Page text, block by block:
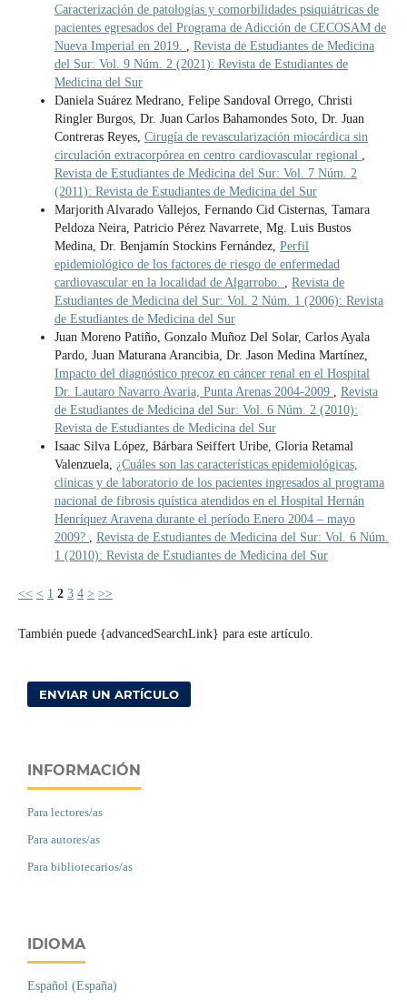
Caracterización de patologías y comorbilidades psiquiátricas de
pacientes egresados del Programa de Adicción de CECOSAM de
Nueva Imperial en 2019. , Revista de Estudiantes de Medicina
del Sur: Vol. 9 Núm. 2 (2021): Revista de Estudiantes de
Medicina del Sur
Daniela Suárez Medrano, Felipe Sandoval Orrego, Christi
Ringler Burgos, Dr. Juan Carlos Bahamondes Soto, Dr. Juan
Contreras Reyes, Cirugía de revascularización miocárdica sin
circulación extracorpórea en centro cardiovascular regional ,
Revista de Estudiantes de Medicina del Sur: Vol. 7 Núm. 2
(2011): Revista de Estudiantes de Medicina del Sur
Marjorith Alvarado Vallejos, Fernando Cid Cisternas, Tamara
Peldoza Neira, Patricio Pérez Navarrete, Mg. Luis Bustos
Medina, Dr. Benjamín Stockins Fernández, Perfil
epidemiológico de los factores de riesgo de enfermedad
cardiovascular en la localidad de Algarrobo. , Revista de
Estudiantes de Medicina del Sur: Vol. 2 Núm. 1 (2006): Revista
de Estudiantes de Medicina del Sur
Juan Moreno Patiño, Gonzalo Muñoz Del Solar, Carlos Ayala
Pardo, Juan Maturana Arancibia, Dr. Jason Medina Martínez,
Impacto del diagnóstico precoz en cáncer renal en el Hospital
Dr. Lautaro Navarro Avaria, Punta Arenas 2004-2009 , Revista
de Estudiantes de Medicina del Sur: Vol. 6 Núm. 2 (2010):
Revista de Estudiantes de Medicina del Sur
Isaac Silva López, Bárbara Seiffert Uribe, Gloria Retamal
Valenzuela, ¿Cuáles son las características epidemiológicas,
clínicas y de laboratorio de los pacientes ingresados al programa
nacional de fibrosis quística atendidos en el Hospital Hernán
Henríquez Aravena durante el período Enero 2004 – mayo
2009? , Revista de Estudiantes de Medicina del Sur: Vol. 6 Núm.
1 (2010): Revista de Estudiantes de Medicina del Sur
<< < 1 2 3 4 > >>
También puede {advancedSearchLink} para este artículo.
ENVIAR UN ARTÍCULO
INFORMACIÓN
Para lectores/as
Para autores/as
Para bibliotecarios/as
IDIOMA
Español (España)